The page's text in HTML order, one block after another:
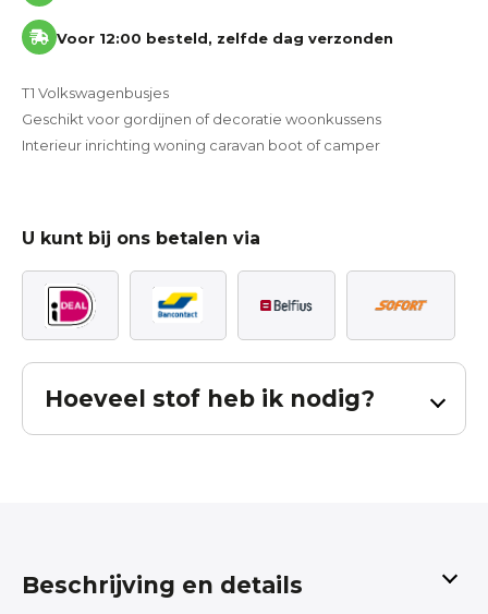
Voor 12:00 besteld, zelfde dag verzonden
T1 Volkswagenbusjes
Geschikt voor gordijnen of decoratie woonkussens
Interieur inrichting woning caravan boot of camper
U kunt bij ons betalen via
Hoeveel stof heb ik nodig?
een effen stof dient u 65cm per baan in mindering te brengen.
Beschrijving en details